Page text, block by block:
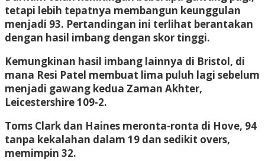
tetapi lebih tepatnya membangun keunggulan
menjadi 93. Pertandingan ini terlihat berantakan
dengan hasil imbang dengan skor tinggi.
Kemungkinan hasil imbang lainnya di Bristol, di
mana Resi Patel membuat lima puluh lagi sebelum
menjadi gawang kedua Zaman Akhter,
Leicestershire109-2.
Toms Clark dan Haines meronta-ronta di Hove, 94
tanpa kekalahan dalam 19 dan sedikit overs,
memimpin 32.